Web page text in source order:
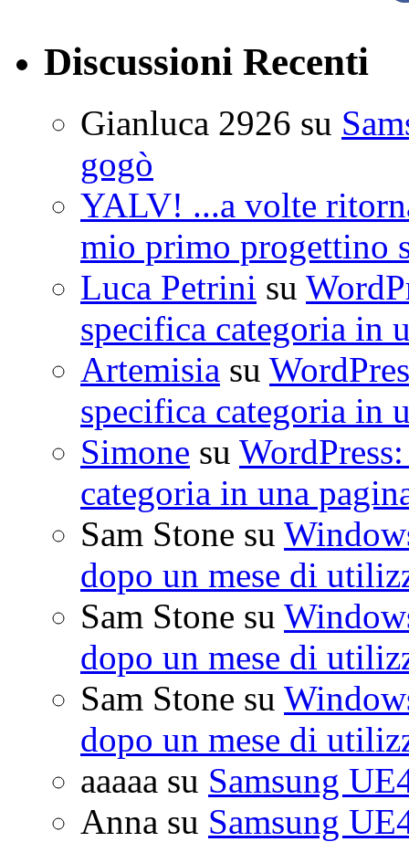
Discussioni Recenti
Gianluca 2926 su
gogò
YALV! ...a volte
mio primo progettino
Luca Petrini su
specifica categoria in
Artemisia su
specifica categoria in
Simone su
categoria in una
Sam Stone su
dopo un mese di
Sam Stone su
dopo un mese di
Sam Stone su
dopo un mese di
aaaaa su Samsung
Anna su Samsung